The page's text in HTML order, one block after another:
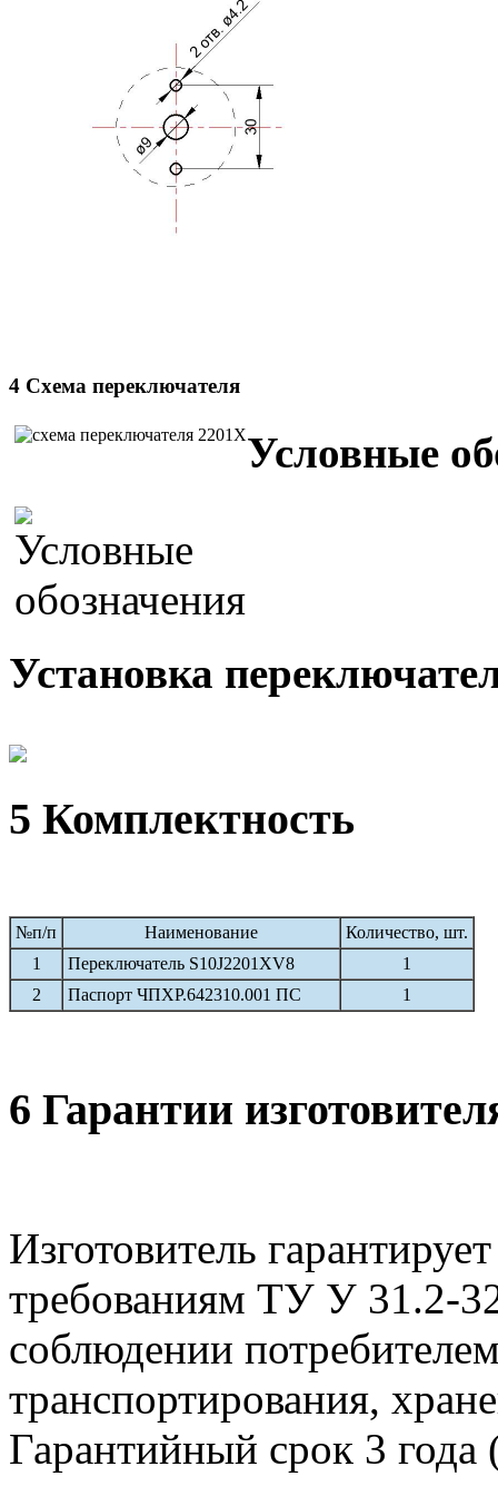
4 Схема переключателя
Условные
Установка
5 Комплектность
№п/п Наименование
Количество, шт.
1
Переключатель S10J2201XV8
1
2
Паспорт ЧПХР.642310.001 ПС 1
6 Гарантии
Изготовитель
требованиям ТУ У 31.2-
соблюдении
транспортирования,
Гарантийный срок 3 года